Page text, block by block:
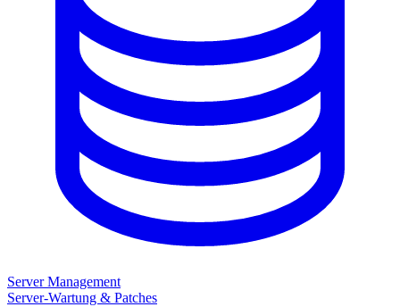
Server Management
Server-Wartung & Patches